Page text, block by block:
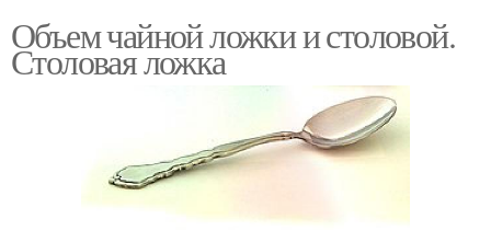
Объем чайной ложки и столовой.
Столовая ложка